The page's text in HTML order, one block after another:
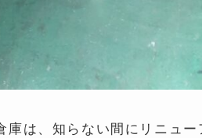
は、知らない間にリニュー